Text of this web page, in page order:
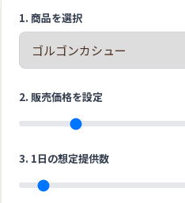
1. 商品を選択
2. 販売価格を設定
3. 1日の想定提供数